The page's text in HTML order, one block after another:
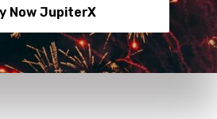
Now JupiterX